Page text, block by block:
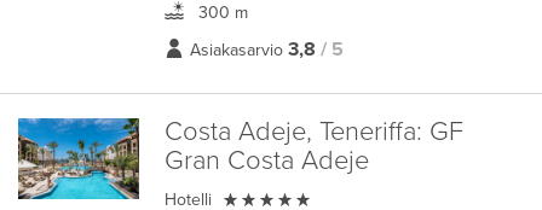
300 m
Asiakasarvio 3,8 / 5
Costa Adeje, Teneriffa: GF
Gran Costa Adeje
Hotelli 